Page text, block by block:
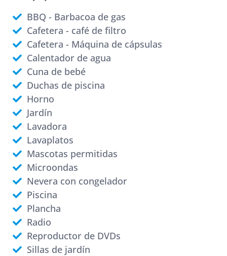
BBQ - Barbacoa de gas
Cafetera - café de filtro
Cafetera - Máquina de cápsulas
Calentador de agua
Cuna de bebé
Duchas de piscina
Horno
Jardín
Lavadora
Lavaplatos
Mascotas permitidas
Microondas
Nevera con congelador
Piscina
Plancha
Radio
Reproductor de DVDs
Sillas de jardín